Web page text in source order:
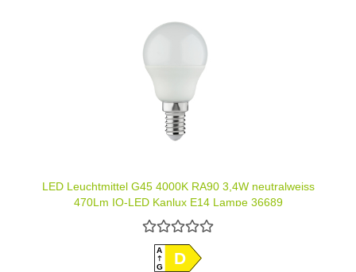
LED Leuchtmittel G45 4000K RA90 3,4W neutralweiss
470Lm IQ-LED Kanlux E14 Lampe 36689
A
GD